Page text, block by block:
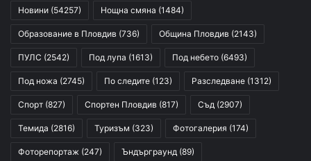
Новини (54257) Нощна смяна (1484)
Образование в Пловдив (736) Община Пловдив (2143)
ПУЛС (2542) Под лупа (1613) Под небето (6493)
Под ножа (2745) По следите (123) Разследване (1312)
Спорт (827) Спортен Пловдив (817) Съд (2907)
Темида (2816) Туризъм (323) Фотогалерия (174)
Фоторепортаж (247) Ъндърграунд (89)